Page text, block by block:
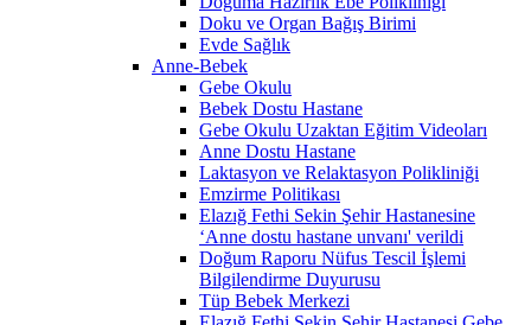
Doku ve Organ Bağış Birimi
Evde Sağlık
Anne-Bebek
Gebe Okulu
Bebek Dostu Hastane
Gebe Okulu Uzaktan Eğitim Videoları
Anne Dostu Hastane
Laktasyon ve Relaktasyon Polikliniği
Emzirme Politikası
Elazığ Fethi Sekin Şehir Hastanesine
‘Anne dostu hastane unvanı' verildi
Doğum Raporu Nüfus Tescil İşlemi
Bilgilendirme Duyurusu
Tüp Bebek Merkezi